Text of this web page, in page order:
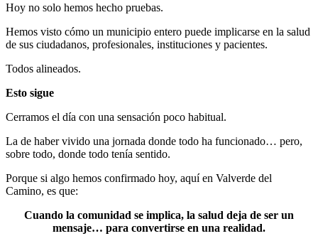
Hoy no solo hemos hecho pruebas.
Hemos visto cómo un municipio entero puede implicarse en la salud
de sus ciudadanos, profesionales, instituciones y pacientes.
Todos alineados.
Esto sigue
Cerramos el día con una sensación poco habitual.
La de haber vivido una jornada donde todo ha funcionado… pero,
sobre todo, donde todo tenía sentido.
Porque si algo hemos confirmado hoy, aquí en Valverde del
Camino, es que:
Cuando la comunidad se implica, la salud deja de ser un
mensaje… para convertirse en una realidad.